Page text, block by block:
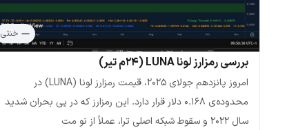
خنثی
بررسی رمزارز لونا LUNA (۲۴م تیر)
امروز پانزدهم جولای ۲۰۲۵، قیمت رمزارز لونا (LUNA) در
محدوده‌ی ۰.۱۶۸ دلار قرار دارد. این رمزارز که در پی بحران شدید
سال ۲۰۲۲ و سقوط شبکه اصلی ترا، عملاً از نو مت